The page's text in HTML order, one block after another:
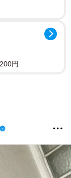
円